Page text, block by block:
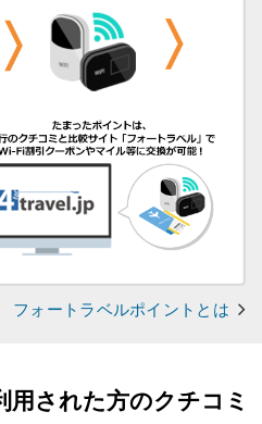
フォートラベルポイントとは
された方のクチコミ